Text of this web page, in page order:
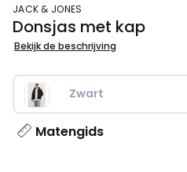
JACK & JONES
Donsjas met kap
Bekijk de beschrijving
Zwart
Matengids